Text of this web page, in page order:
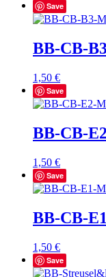
Save
BB-CB-
1,50 €
Save
BB-CB-
1,50 €
Save
BB-CB-
1,50 €
Save